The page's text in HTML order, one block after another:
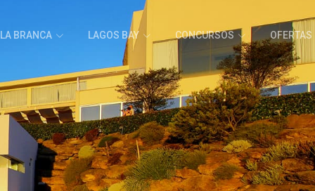
BRANCA LAGOS BAY CONCURSOS OFERTAS